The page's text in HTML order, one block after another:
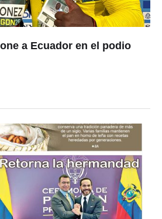
a Ecuador en el podio